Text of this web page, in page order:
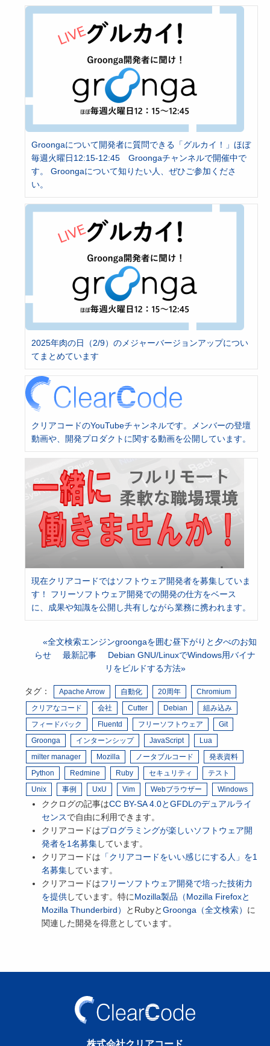
Groongaについて開発者に質問できる「グルカイ！」ほぼ
毎週火曜日12:15-12:45 Groongaチャンネルで開催中で
す。 Groongaについて知りたい人、ぜひご参加くださ
い。
2025年肉の日（2/9）のメジャーバージョンアップについ
てまとめています
クリアコードのYouTubeチャンネルです。メンバーの登壇
動画や、開発プロダクトに関する動画を公開しています。
現在クリアコードではソフトウェア開発者を募集していま
す！ フリーソフトウェア開発での開発の仕方をベース
に、成果や知識を公開し共有しながら業務に携われます。
全文検索エンジンgroongaを囲む昼下がりと夕べのお知
らせ
最新記事
Debian GNU/LinuxでWindows用バイナ
リをビルドする方法
タグ： Apache Arrow 自動化 20周年
Chromium
クリアなコード
会社 Cutter Debian
組み込み
フィードバック
Fluentd フリーソフトウェア
Git
Groonga
インターンシップ JavaScript
Lua
milter manager
Mozilla ノータブルコード
発表資料
Python
Redmine Ruby セキュリティ
テスト
Unix
事例 UxU Vim Webブラウザー Windows
ククログの記事はCC BY-SA 4.0とGFDLのデュアルライ
センスで自由に利用できます。
クリアコードはプログラミングが楽しいソフトウェア開
発者を1名募集しています。
クリアコードは 「クリアコードをいい感じにする人」を1
名募集しています。
クリアコードはフリーソフトウェア開発で培った技術力
を提供しています。特にMozilla製品（Mozilla Firefoxと
Mozilla Thunderbird）
とRubyとGroonga（全文検索） に
関連した開発を得意としています。
株式会社クリアコード